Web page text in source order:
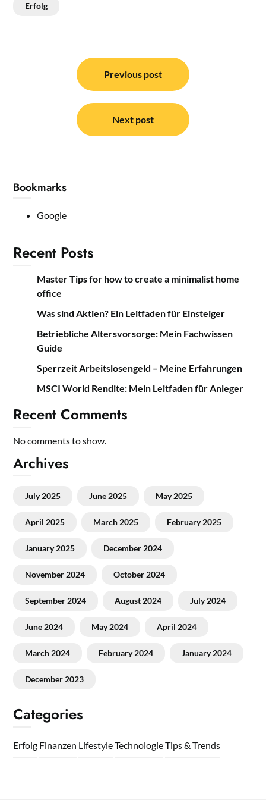
Erfolg
navigation
Previous post
Next post
Bookmarks
Google
Recent Posts
Master Tips for how to create a minimalist home
office
Was sind Aktien? Ein Leitfaden für Einsteiger
Betriebliche Altersvorsorge: Mein Fachwissen
Guide
Sperrzeit Arbeitslosengeld – Meine Erfahrungen
MSCI World Rendite: Mein Leitfaden für Anleger
Recent Comments
No comments to show.
Archives
July 2025 June 2025 May 2025
April 2025 March 2025 February 2025
January 2025 December 2024
November 2024 October 2024
September 2024 August 2024 July 2024
June 2024 May 2024 April 2024
March 2024 February 2024 January 2024
December 2023
Categories
Erfolg Finanzen LifestyleTechnologieTips & Trends